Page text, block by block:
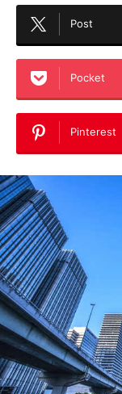
Post
Pocket
Pinterest